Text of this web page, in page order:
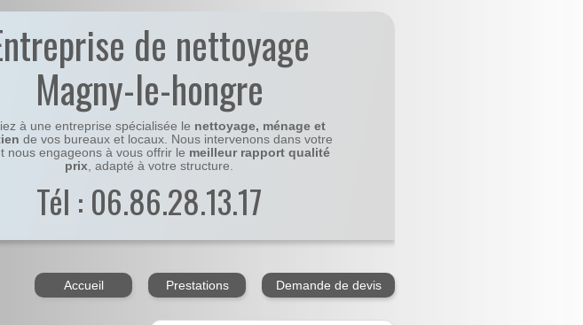
de nettoyage
Magny-le-hongre
à une entreprise spécialisée le nettoyage, ménage et
de vos bureaux et locaux. Nous intervenons dans votre
nous engageons à vous offrir le meilleur rapport qualité
prix, adapté à votre structure.
Tél : 06.86.28.13.17
Accueil Prestations Demande de devis